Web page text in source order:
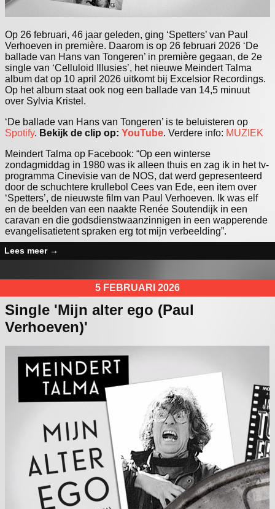
Op 26 februari, 46 jaar geleden, ging ‘Spetters’ van Paul
Verhoeven in première. Daarom is op 26 februari 2026 ‘De
ballade van Hans van Tongeren’ in première gegaan, de 2e
single van ‘Celluloid Illusies’, het nieuwe Meindert Talma
album dat op 10 april 2026 uitkomt bij Excelsior Recordings.
Op het album staat ook nog een ballade van 14,5 minuut
over Sylvia Kristel.
‘De ballade van Hans van Tongeren’ is te beluisteren op
Spotify. Bekijk de clip op: YouTube. Verdere info: MUZIEK
Meindert Talma op Facebook: “Op een winterse
zondagmiddag in 1980 was ik alleen thuis en zag ik in het tv-
programma Cinevisie van de NOS, dat werd gepresenteerd
door de schuchtere krullebol Cees van Ede, een item over
‘Spetters’, de nieuwste film van Paul Verhoeven. Ik was elf
en de beelden van een naakte Renée Soutendijk in een
caravan en die godsdienstwaanzinnigen in een wapperende
evangelisatietent spraken erg tot mijn verbeelding”.
Lees meer →
5 FEBRUARI 2026
Single 'Mijn alter ego (Paul
Verhoeven)'